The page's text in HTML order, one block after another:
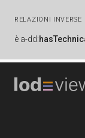
RELAZIONI INVERSE
è a-dd: